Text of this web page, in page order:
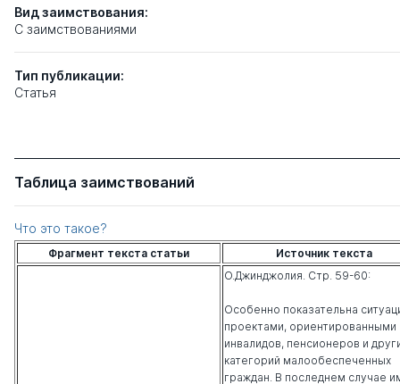
Вид заимствования:
C заимствованиями
Тип публикации:
Статья
Таблица заимствований
Что это такое?
Фрагмент текста статьи Источник текста
О.Джинджолия. Стр. 59-60:
Особенно показательна
проектами, ориентированными
инвалидов, пенсионеров и
категорий малообеспеченных
граждан. В последнем случае